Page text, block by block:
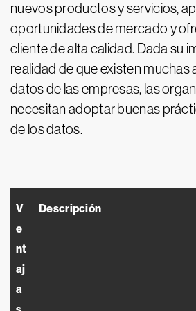
nuevos productos y servicios,
oportunidades de mercado y
cliente de alta calidad. Dada su
realidad de que existen muchas
datos de las empresas, las
necesitan adoptar buenas
de los datos.
V
e
nt
aj
a
Descripción